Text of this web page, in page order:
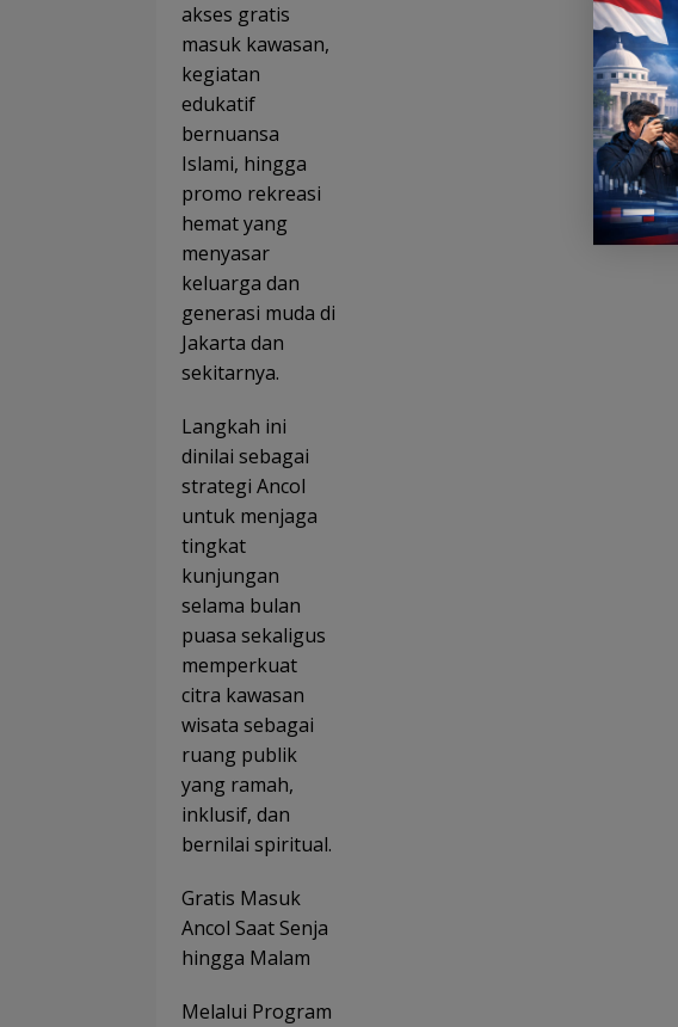
akses gratis
masuk kawasan,
kegiatan
edukatif
bernuansa
Islami, hingga
promo rekreasi
hemat yang
menyasar
keluarga dan
generasi muda di
Jakarta dan
sekitarnya.
Langkah ini
dinilai sebagai
strategi Ancol
untuk menjaga
tingkat
kunjungan
selama bulan
puasa sekaligus
memperkuat
citra kawasan
wisata sebagai
ruang publik
yang ramah,
inklusif, dan
bernilai spiritual.
Gratis Masuk
Ancol Saat Senja
hingga Malam
Melalui Program